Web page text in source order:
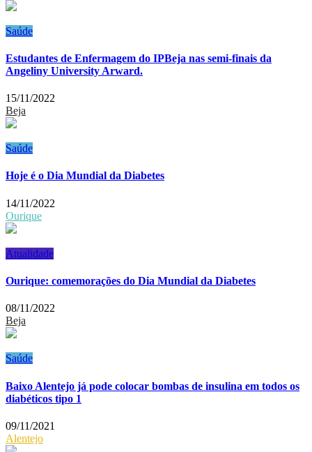
Saúde
Estudantes de Enfermagem do IPBeja nas semi-finais da
Angeliny University Arward.
15/11/2022
Beja
Saúde
Hoje é o Dia Mundial da Diabetes
14/11/2022
Ourique
Atualidade
Ourique: comemorações do Dia Mundial da Diabetes
08/11/2022
Beja
Saúde
Baixo Alentejo já pode colocar bombas de insulina em todos os
diabéticos tipo 1
09/11/2021
Alentejo